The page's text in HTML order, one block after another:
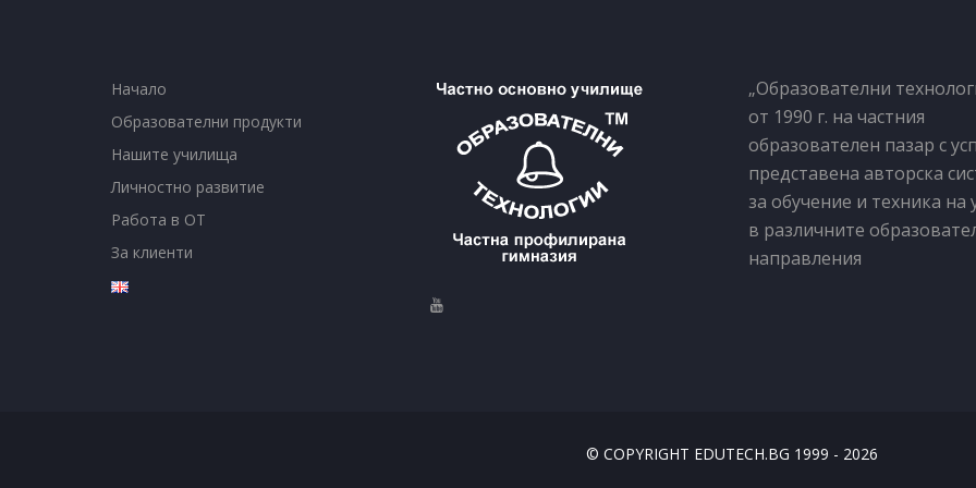
Начало
Образователни продукти
Нашите училища
Личностно развитие
Работа в ОТ
За клиенти
„Образователни
от 1990 г. на частния
образователен пазар с
представена авторска
за обучение и техника на
в различните
направления
© COPYRIGHT EDUTECH.BG 1999 - 2026